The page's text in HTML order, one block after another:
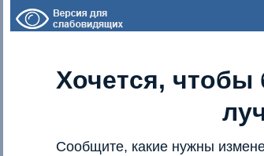
Хочется, чтобы
Сообщите, какие нужны